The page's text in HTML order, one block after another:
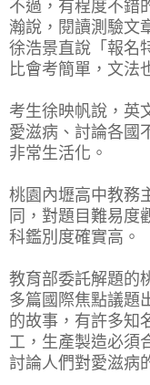
不過，有程度不錯
瀚說，閱讀測驗文
徐浩景直說「報名
比會考簡單，文法
考生徐映帆說，英
愛滋病、討論各國
非常生活化。
桃園內壢高中教務
同，對題目難易度
科鑑別度確實高。
教育部委託解題的
多篇國際焦點議題
的故事，有許多知
工，生產製造必須
討論人們對愛滋病